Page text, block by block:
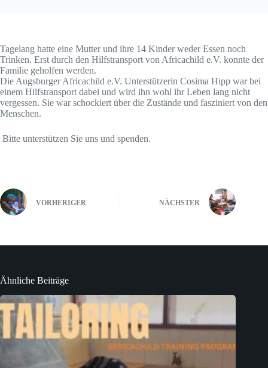
Tagelang hatte eine Mutter und ihre 14 Kinder weder Essen noch
Trinken. Erst durch den Hilfstransport von Africachild e.V. konnte der
Familie geholfen werden.
Die Augsburger Africachild e.V. Unterstützerin Cosima Hipp war bei
einem Hilfstransport dabei und wird ihn wohl ihr Leben lang nicht
vergessen. Sie war schockiert über die Zustände und fasziniert von den
Menschen.
Bitte unterstützen Sie uns und spenden.
VORHERIGER NÄCHSTER
Ähnliche Beiträge